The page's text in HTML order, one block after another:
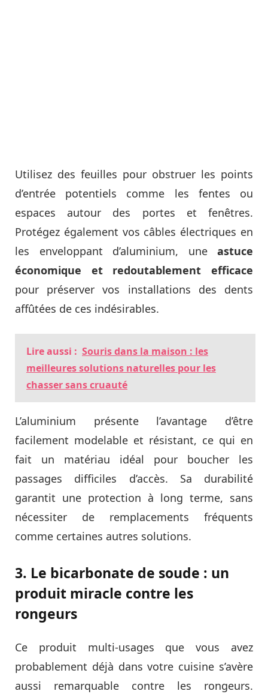
Utilisez des feuilles pour obstruer les points
d’entrée potentiels comme les fentes ou
espaces autour des portes et fenêtres.
Protégez également vos câbles électriques en
les enveloppant d’aluminium, une astuce
économique et redoutablement efficace
pour préserver vos installations des dents
affûtées de ces indésirables.
Lire aussi : Souris dans la maison : les
meilleures solutions naturelles pour les
chasser sans cruauté
L’aluminium présente l’avantage d’être
facilement modelable et résistant, ce qui en
fait un matériau idéal pour boucher les
passages difficiles d’accès. Sa durabilité
garantit une protection à long terme, sans
nécessiter de remplacements fréquents
comme certaines autres solutions.
3. Le bicarbonate de soude : un
produit miracle contre les
rongeurs
Ce produit multi-usages que vous avez
probablement déjà dans votre cuisine s’avère
aussi remarquable contre les rongeurs.